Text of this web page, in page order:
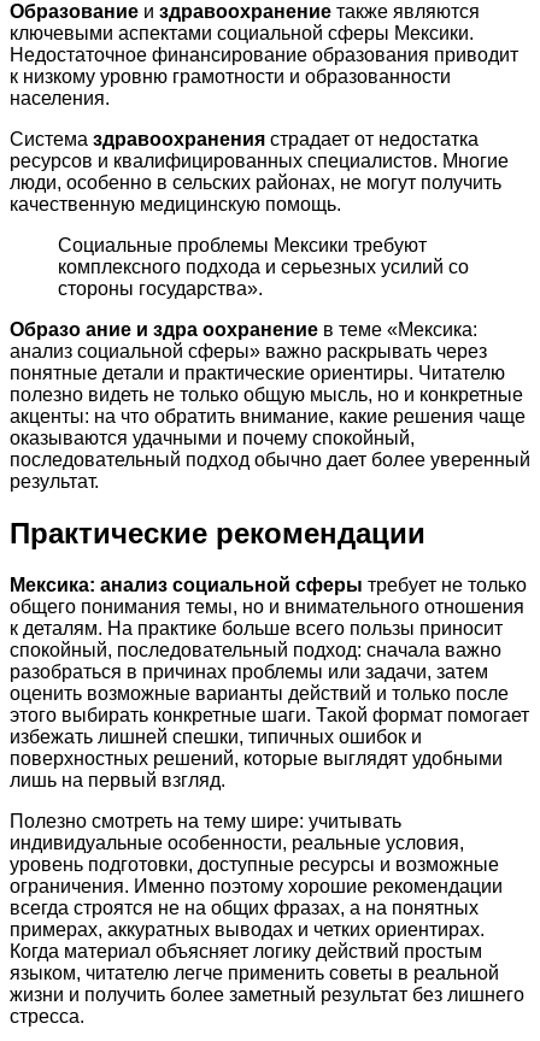
Образование и здравоохранение также являются
ключевыми аспектами социальной сферы Мексики.
Недостаточное финансирование образования приводит
к низкому уровню грамотности и образованности
населения.
Система здравоохранения страдает от недостатка
ресурсов и квалифицированных специалистов. Многие
люди, особенно в сельских районах, не могут получить
качественную медицинскую помощь.
Социальные проблемы Мексики требуют
комплексного подхода и серьезных усилий со
стороны государства».
Образо ание и здра оохранение в теме «Мексика:
анализ социальной сферы» важно раскрывать через
понятные детали и практические ориентиры. Читателю
полезно видеть не только общую мысль, но и конкретные
акценты: на что обратить внимание, какие решения чаще
оказываются удачными и почему спокойный,
последовательный подход обычно дает более уверенный
результат.
Практические рекомендации
Мексика: анализ социальной сферы требует не только
общего понимания темы, но и внимательного отношения
к деталям. На практике больше всего пользы приносит
спокойный, последовательный подход: сначала важно
разобраться в причинах проблемы или задачи, затем
оценить возможные варианты действий и только после
этого выбирать конкретные шаги. Такой формат помогает
избежать лишней спешки, типичных ошибок и
поверхностных решений, которые выглядят удобными
лишь на первый взгляд.
Полезно смотреть на тему шире: учитывать
индивидуальные особенности, реальные условия,
уровень подготовки, доступные ресурсы и возможные
ограничения. Именно поэтому хорошие рекомендации
всегда строятся не на общих фразах, а на понятных
примерах, аккуратных выводах и четких ориентирах.
Когда материал объясняет логику действий простым
языком, читателю легче применить советы в реальной
жизни и получить более заметный результат без лишнего
стресса.